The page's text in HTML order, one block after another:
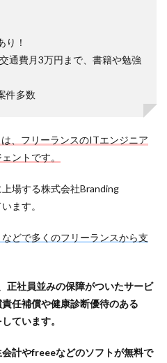
り！
通費月3万円まで、書籍や勉強
件多数
、フリーランスのITエンジニア
ントです。
場する株式会社Branding
ます。
どで多くのフリーランスから支
社員並みの保障がついたサービ
任補償や健康診断優待のある
ています。
計やfreeeなどのソフトが無料で